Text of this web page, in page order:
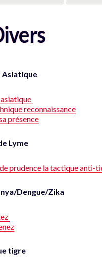
Asiatique
reconnaissance
présence
Lyme
prudence la tactique anti-
Dengue/Zika
tigre